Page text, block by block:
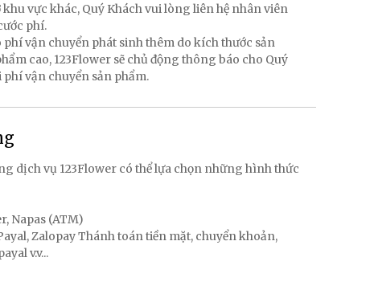
vực khác, Quý Khách vui lòng liên hệ nhân viên
phí.
vận chuyển phát sinh thêm do kích thước sản
cao, 123Flower sẽ chủ động thông báo cho Quý
vận chuyển sản phẩm.
dịch vụ 123Flower có thể lựa chọn những hình thức
Napas (ATM)
Zalopay Thánh toán tiền mặt, chuyển khoản,
v.v...